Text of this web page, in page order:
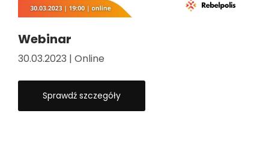
Webinar
30.03.2023 | Online
Sprawdź szczegóły